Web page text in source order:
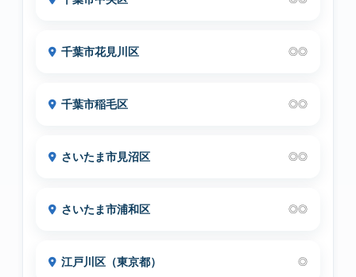
千葉市花見川区 ◎◎
千葉市稲毛区 ◎◎
さいたま市見沼区 ◎◎
さいたま市浦和区 ◎◎
江戸川区（東京都） ◎